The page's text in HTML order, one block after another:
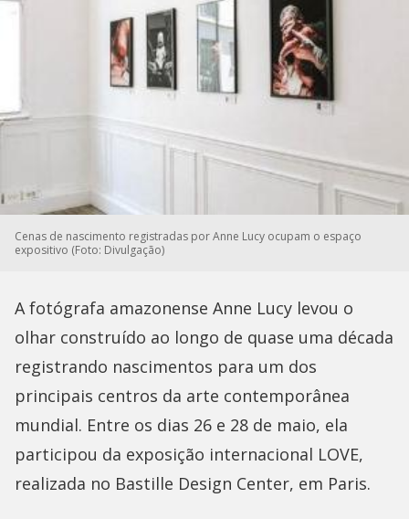
Cenas de nascimento registradas por Anne Lucy ocupam o espaço
expositivo (Foto: Divulgação)
A fotógrafa amazonense Anne Lucy levou o
olhar construído ao longo de quase uma década
registrando nascimentos para um dos
principais centros da arte contemporânea
mundial. Entre os dias 26 e 28 de maio, ela
participou da exposição internacional LOVE,
realizada no Bastille Design Center, em Paris.